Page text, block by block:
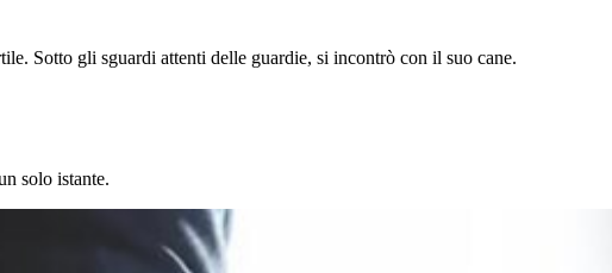
Sotto gli sguardi attenti delle guardie, si incontrò con il suo cane.
solo istante.